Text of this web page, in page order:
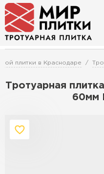
плитки в Краснодаре
Тротуарная
60мм